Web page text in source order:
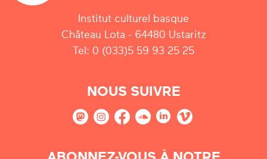
Institut culturel basque
Château Lota - 64480 Ustaritz
Tel: 0 (033)5 59 93 25 25
NOUS SUIVRE